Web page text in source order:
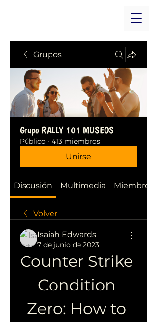
Grupos
Grupo RALLY 101 MUSEOS
Público · 413 miembros
Unirse
Discusión Multimedia Miembros
Volver
Isaiah Edwards
7 de junio de 2023
Counter Strike
Condition
Zero: How to